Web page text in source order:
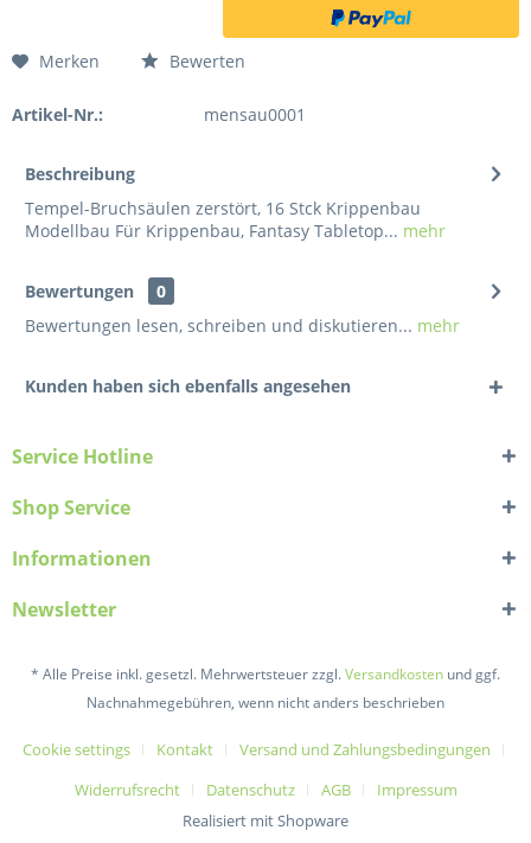
Merken Bewerten
Artikel-Nr.: mensau0001
Beschreibung
Tempel-Bruchsäulen zerstört, 16 Stck Krippenbau
Modellbau Für Krippenbau, Fantasy Tabletop... mehr
Bewertungen
0
Bewertungen lesen, schreiben und diskutieren... mehr
Kunden haben sich ebenfalls angesehen
Service Hotline
Shop Service
Informationen
Newsletter
* Alle Preise inkl. gesetzl. Mehrwertsteuer zzgl.Versandkosten und ggf.
Nachnahmegebühren, wenn nicht anders beschrieben
Cookie settings Kontakt
Versand und Zahlungsbedingungen
Widerrufsrecht
Datenschutz AGB
Impressum
Realisiert mit Shopware